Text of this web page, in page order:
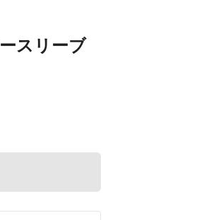
スリーブ